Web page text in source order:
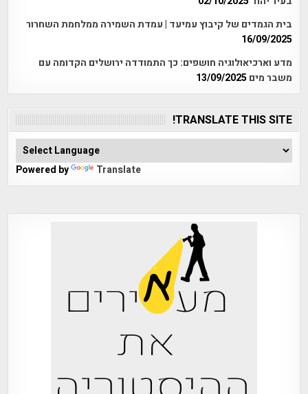
בית הגמדים של קיבוץ עמיעד | עמדת השמירה ממלחמת השחרור
16/09/2025
מדע וארכיאולוגיה חושפים: כך התמודדה ירושלים הקדומה עם
משבר מים 13/09/2025
TRANSLATE THIS SITE!
Powered by Translate